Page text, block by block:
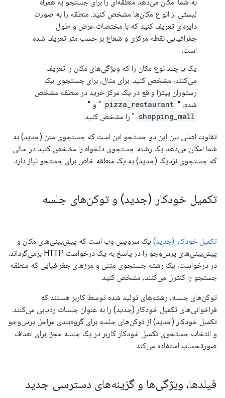
لیستی از انواع مکان‌ها مشخص کنید. منطقه را به صورت
دایره‌ای تعریف کنید که با مختصات عرض و طول
جغرافیایی نقطه مرکزی و شعاع بر حسب متر تعریف شده
است.
یک یا چند نوع مکان را که ویژگی‌های مکان را تعریف
می‌کنند، مشخص کنید. برای مثال، برای جستجوی یک
رستوران پیتزا واقع در یک مرکز خرید در منطقه مشخص
شده، " pizza_restaurant " و "
shopping_mall " را مشخص کنید.
تفاوت اصلی بین این دو جستجو این است که جستجوی متن (جدید) به
شما امکان می‌دهد یک رشته جستجوی دلخواه را مشخص کنید در حالی
که جستجوی نزدیک (جدید) به یک منطقه خاص برای جستجو نیاز دارد.
تکمیل خودکار (جدید) و توکن‌های جلسه
تکمیل خودکار (جدید) یک سرویس وب است که پیش‌بینی‌های مکان و
پیش‌بینی‌های پرس‌وجو را در پاسخ به یک درخواست HTTP برمی‌گرداند.
در درخواست، یک رشته جستجوی متنی و مرزهای جغرافیایی که منطقه
جستجو را کنترل می‌کنند، مشخص کنید.
توکن‌های جلسه، رشته‌های تولید شده توسط کاربر هستند که
فراخوانی‌های تکمیل خودکار (جدید) را به عنوان جلسات ردیابی می‌کنند.
تکمیل خودکار (جدید) از توکن‌های جلسه برای گروه‌بندی مراحل پرس‌وجو
و انتخاب جستجوی تکمیل خودکار کاربر در یک جلسه مجزا برای اهداف
صورتحساب استفاده می‌کند.
فیلدها، ویژگی‌ها و گزینه‌های دسترسی جدید